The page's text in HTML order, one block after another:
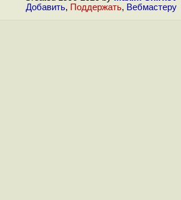
Добавить, Поддержать, Вебмастеру